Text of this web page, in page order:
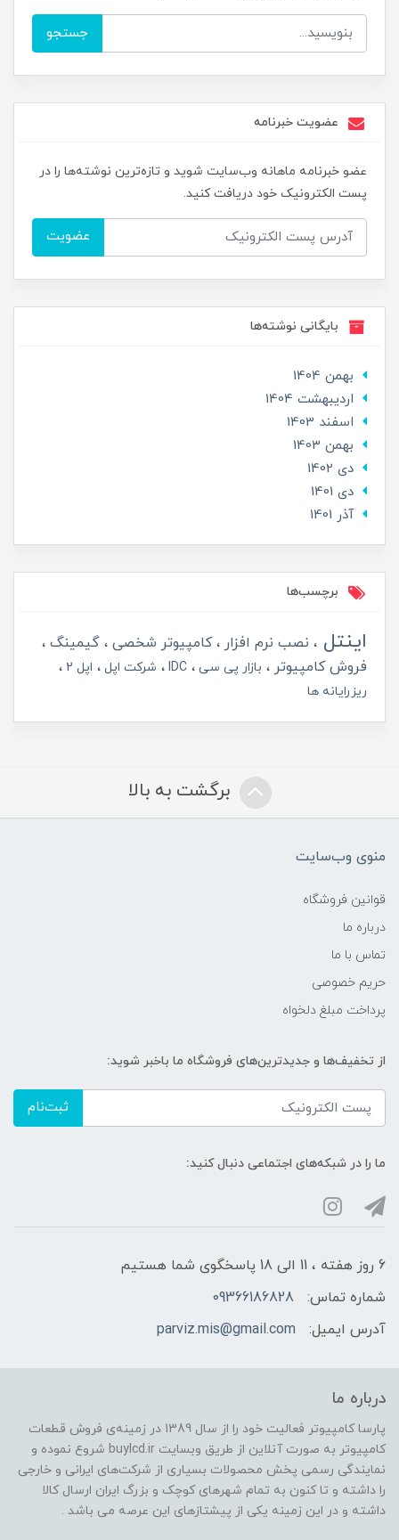
جستجو
عضویت خبرنامه
عضو خبرنامه ماهانه وب‌سایت شوید و تازه‌ترین نوشته‌ها را در
پست الکترونیک خود دریافت کنید.
عضویت
بایگانی نوشته‌ها
بهمن 1404
ارديبهشت 1404
اسفند 1403
بهمن 1403
دی 1402
دی 1401
آذر 1401
برچسب‌ها
اینتل نصب نرم افزار کامپیوتر شخصی
گیمینگ
فروش کامپیوتر
بازار پی سی IDC شرکت اپل
اپل 2
ریزرایانه ها
برگشت به بالا
منوی وب‌سایت
قوانین فروشگاه
درباره ما
تماس با ما
حریم خصوصی
پرداخت مبلغ دلخواه
از تخفیف‌ها و جدیدترین‌های فروشگاه ما باخبر شوید:
ثبت‌نام
ما را در شبکه‌های اجتماعی دنبال کنید:
6 روز هفته ، 11 الی 18 پاسخگوی شما هستیم
شماره تماس:
09366186828
آدرس ایمیل:
parviz.mis@gmail.com
درباره ما
پارسا کامپیوتر فعالیت خود را از سال 1389 در زمینه‌ی فروش قطعات
کامپیوتر به صورت آنلاین از طریق وبسایت buylcd.ir شروع نموده و
نمایندگی رسمی پخش محصولات بسیاری از شرکت‌های ایرانی و خارجی
را داشته و تا کنون به تمام شهرهای کوچک و بزرگ ایران ارسال کالا
داشته و در این زمینه یکی از پیشتازهای این عرصه می باشد .